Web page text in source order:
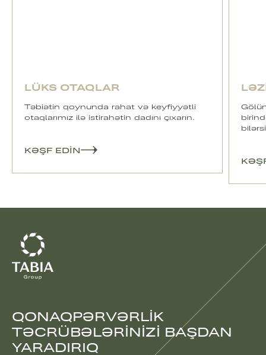
LÜKS OTAQLAR
Təbiətin qoynunda rahat və keyfiyyətli
otaqlarımız ilə istirahətin dadını çıxarın.
KƏŞF EDIN
QONAQPƏRVƏRLIK
TƏCRÜBƏLƏRINIZI BAŞDAN
YARADIRIQ